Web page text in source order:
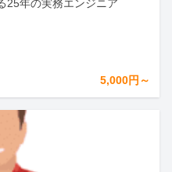
25年の実務エンジニア
5,000円～